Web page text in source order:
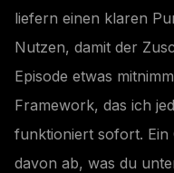
liefern einen klaren
Nutzen, damit der
Episode etwas
Framework, das ich
funktioniert sofort. Ein
davon ab, was du